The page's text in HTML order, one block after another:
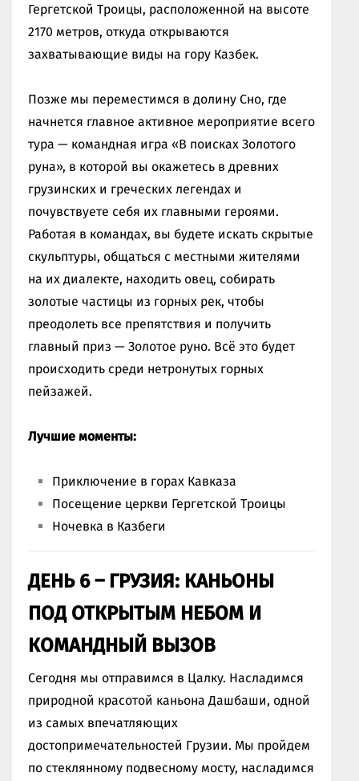
Гергетской Троицы, расположенной на высоте
2170 метров, откуда открываются
захватывающие виды на гору Казбек.
Позже мы переместимся в долину Сно, где
начнется главное активное мероприятие всего
тура — командная игра «В поисках Золотого
руна», в которой вы окажетесь в древних
грузинских и греческих легендах и
почувствуете себя их главными героями.
Работая в командах, вы будете искать скрытые
скульптуры, общаться с местными жителями
на их диалекте, находить овец, собирать
золотые частицы из горных рек, чтобы
преодолеть все препятствия и получить
главный приз — Золотое руно. Всё это будет
происходить среди нетронутых горных
пейзажей.
Лучшие моменты:
Приключение в горах Кавказа
Посещение церкви Гергетской Троицы
Ночевка в Казбеги
ДЕНЬ 6 – ГРУЗИЯ: КАНЬОНЫ
ПОД ОТКРЫТЫМ НЕБОМ И
КОМАНДНЫЙ ВЫЗОВ
Сегодня мы отправимся в Цалку. Насладимся
природной красотой каньона Дашбаши, одной
из самых впечатляющих
достопримечательностей Грузии. Мы пройдем
по стеклянному подвесному мосту, насладимся